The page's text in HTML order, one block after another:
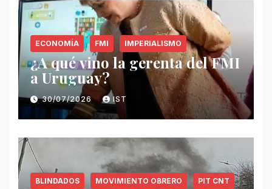
ECONOMÍA FMI IMPERIALISMO
¿A qué vino la gerenta del FMI
a Uruguay?
30/07/2026 IST
BLINDADOS MOVIMIENTO OBRERO PIT CNT